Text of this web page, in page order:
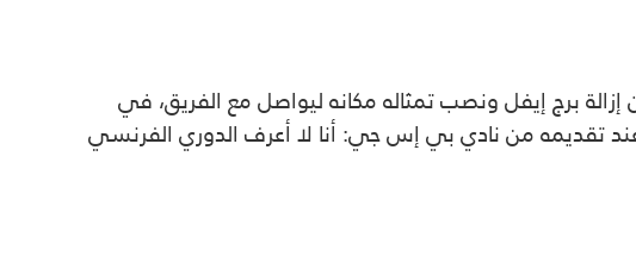
برج إيفل ونصب تمثاله مكانه ليواصل مع الفريق، في
اللعب في 11 مركزاً، ليبقى أغرب تصريح له، عند تقديمه من نادي بي إس جي: أنا لا أعرف الدوري الفرنسي